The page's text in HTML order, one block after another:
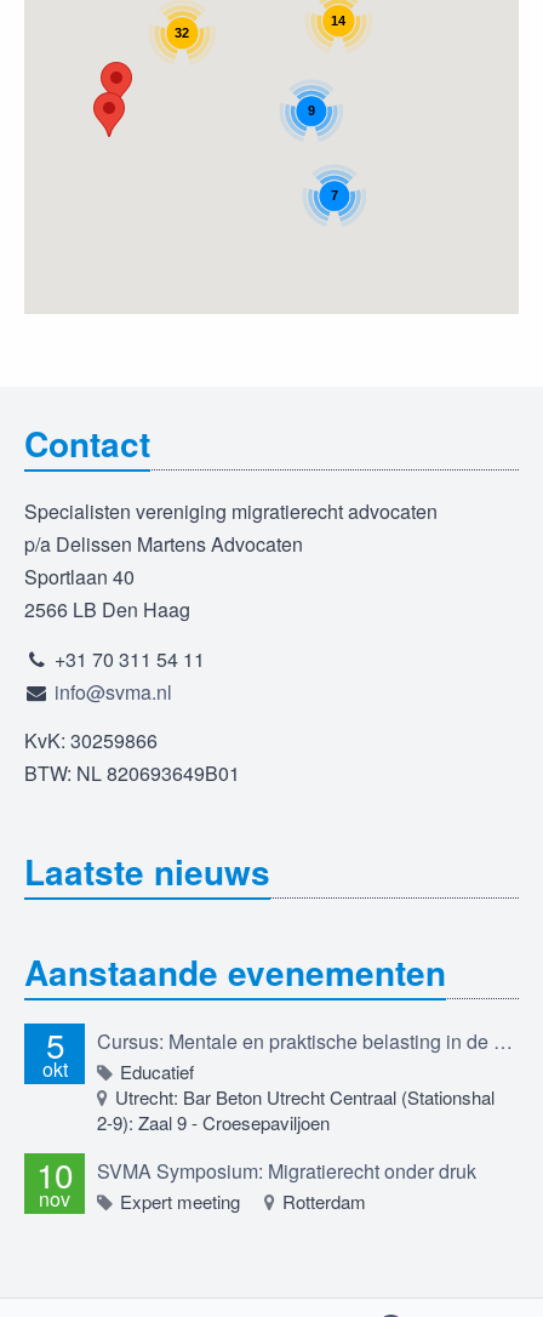
32
14
9
7
Contact
Specialisten vereniging migratierecht advocaten
p/a Delissen Martens Advocaten
Sportlaan 40
2566 LB Den Haag
+31 70 311 54 11
info@svma.nl
KvK: 30259866
BTW: NL 820693649B01
Laatste nieuws
Aanstaande evenementen
5
okt
Cursus: Mentale en praktische belasting in de migratierechtadvocatuur; professioneel betrokken blijven in een werkveld dat je raakt, 5 oktober 2026
Educatief
Utrecht: Bar Beton Utrecht Centraal (Stationshal
2-9): Zaal 9 - Croesepaviljoen
10
nov
SVMA Symposium: Migratierecht onder druk
Expert meeting Rotterdam